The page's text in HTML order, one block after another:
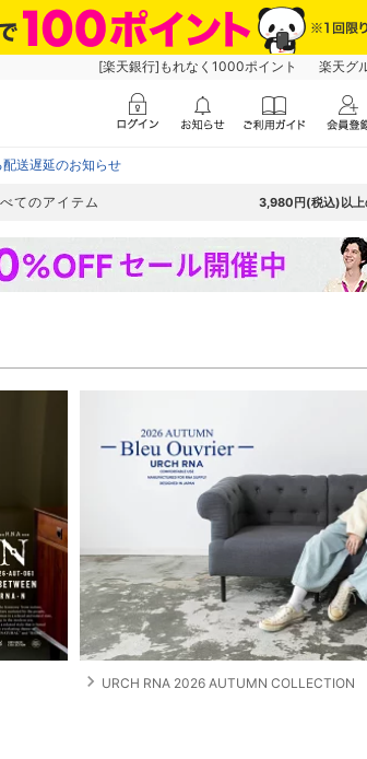
[楽天銀行]もれなく1000ポイント 楽天グ
送遅延のお知らせ
てのアイテム 3,980円(税込)以上
navigate_next URCH RNA 2026 AUTUMN COLLECTION